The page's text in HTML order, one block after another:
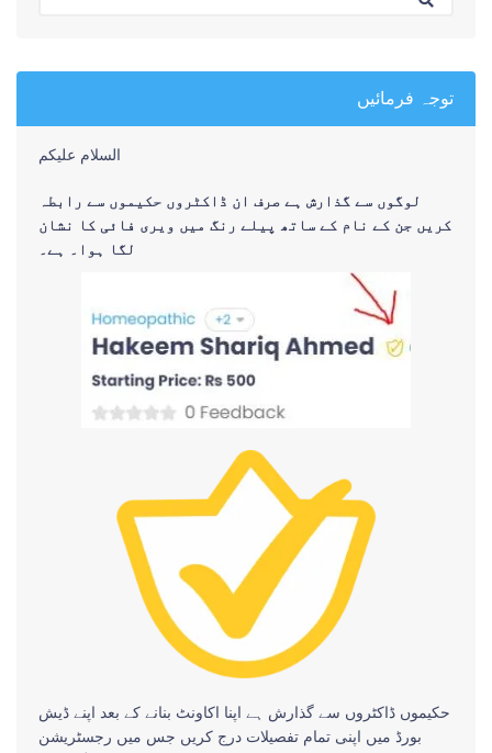
توجہ فرمائیں
السلام علیکم
لوگوں سے گذارش ہے صرف ان ڈاکٹروں حکیموں سے رابطہ
کریں جن کے نام کے ساتھ پیلے رنگ میں ویری فائی کا نشان
لگا ہوا۔ ہے۔
حکیموں ڈاکٹروں سے گذارش ہے اپنا اکاونٹ بنانے کے بعد اپنے ڈیش
بورڈ میں اپنی تمام تفصیلات درج کریں جس میں رجسٹریشن